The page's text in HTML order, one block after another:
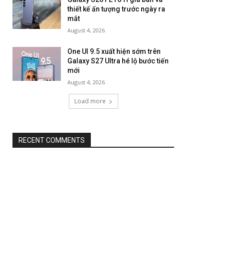
thiết kế ấn tượng trước ngày ra
mắt
August 4, 2026
One UI 9.5 xuất hiện sớm trên
Galaxy S27 Ultra hé lộ bước tiến
mới
August 4, 2026
Load more
RECENT COMMENTS